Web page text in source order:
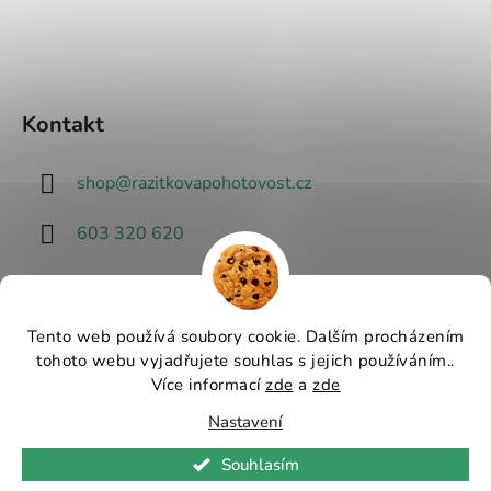
Tento web používá soubory cookie. Dalším procházením
tohoto webu vyjadřujete souhlas s jejich používáním..
Více informací zde a zde
Nastavení
Souhlasím
Kontakt
shop@razitkovapohotovost.cz
603 320 620
Návrhář designu
Vytvořil Shoptet
Razítková pohotovost - nejlevnější